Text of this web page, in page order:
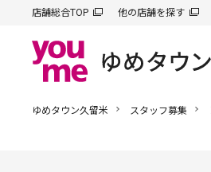
店舗総合TOP 他の店舗を探す
ゆめタウン久留米 スタッフ募集